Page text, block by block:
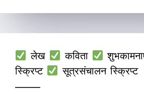
लेख कविता
स्क्रिप्ट
सूत्रसंचालन स्क्रिप्ट